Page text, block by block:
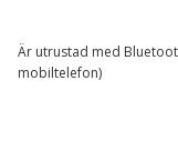
Är utrustad med
mobiltelefon)